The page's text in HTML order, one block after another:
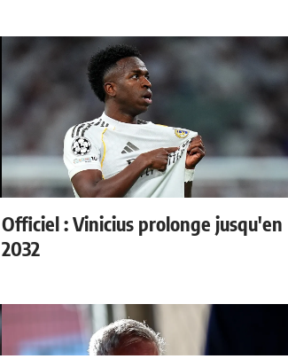
Officiel : Vinicius prolonge jusqu'en
2032